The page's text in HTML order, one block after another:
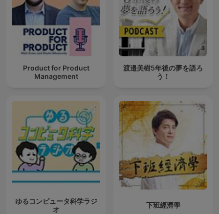
Product for Product
Management
渡邉美樹5年後の夢を語ろ
う！
ゆるコンピュータ科学ラジ
オ
下班經濟學